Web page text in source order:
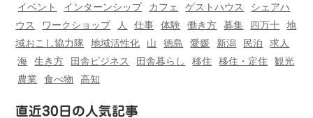
イベント インターンシップ カフェ ゲストハウス
シェアハ
ウス
ワークショップ 人 仕事 体験 働き方 募集 四万十
地
域おこし協力隊
地域活性化 山 徳島 愛媛 新潟 民泊
求人
海
生き方 田舎ビジネス 田舎暮らし 移住 移住・定住
観光
農業
食べ物 高知
直近30日の人気記事